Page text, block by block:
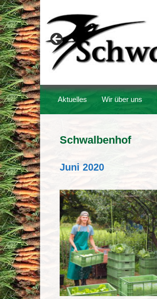
Zum
Inhalt
springen
Aktuelles Wir über uns
Schwalbenhof
Juni 2020